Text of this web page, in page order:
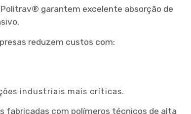
garantem excelente absorção de
reduzem custos com:
industriais mais críticas.
fabricadas com polímeros técnicos de alta